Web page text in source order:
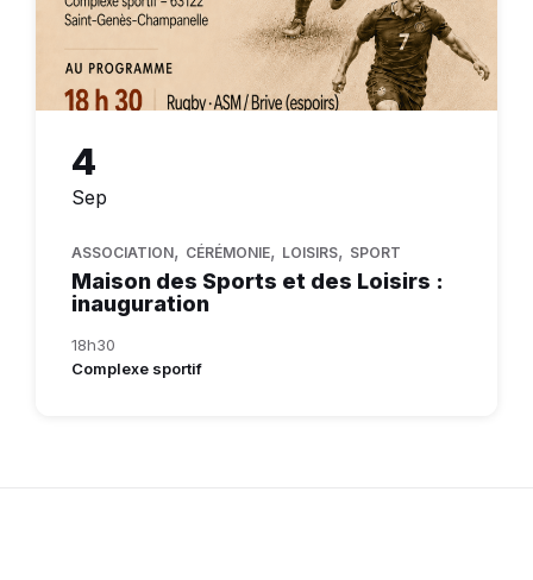
4
Sep
ASSOCIATION, CÉRÉMONIE, LOISIRS, SPORT
Maison des Sports et des Loisirs :
inauguration
18h30
Complexe sportif